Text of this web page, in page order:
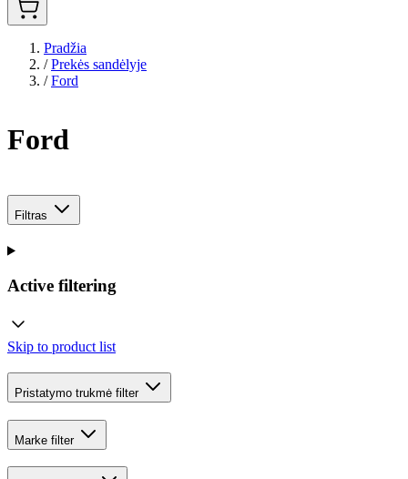
Pradžia
/ Prekės sandėlyje
/ Ford
Ford
Filtras
Active filtering
Skip to product list
Pristatymo trukmė filter
Marke filter